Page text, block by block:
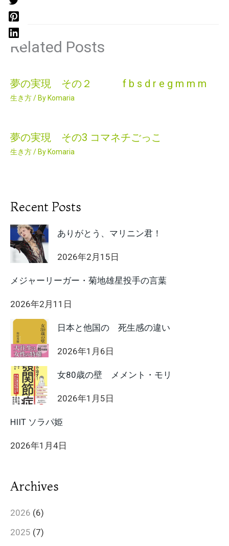
Related Posts
夢の実現 その２ f b s d r e g m m m
生き方/ By Komaria
夢の実現 その3 コマネチごっこ
生き方/ By Komaria
Recent Posts
ありがとう、マリニン君！
2026年2月15日
メジャーリーガー・菊地雄星投手の言葉
2026年2月11日
日本と他国の 死生感の違い
2026年1月6日
女80歳の壁 メメント・モリ
2026年1月5日
HIIT ソラパ姫
2026年1月4日
Archives
2026 (6)
2025 (7)